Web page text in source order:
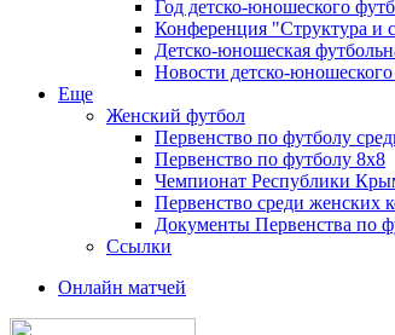
Год детско-юношеского
Конференция "Структура и
Детско-юношеская
Новости детско-
Еще
Женский футбол
Первенство по футболу
Первенство по футболу 8х8
Чемпионат Республики
Первенство среди женских
Документы Первенства по
Ссылки
Онлайн матчей